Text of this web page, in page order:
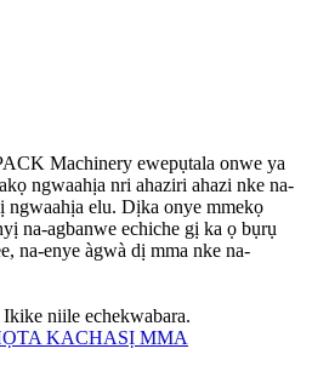
Machinery ewepụtala onwe ya
ngwaahịa nri ahaziri ahazi nke na-
ngwaahịa elu. Dịka onye mmekọ
na-agbanwe echiche gị ka ọ bụrụ
na-enye àgwà dị mma nke na-
niile echekwabara.
KACHASỊ MMA